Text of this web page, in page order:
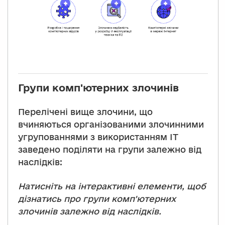
Групи комп'ютерних злочинів
Перелічені вище злочини, що
вчиняються організованими злочинними
угрупованнями з використанням ІТ
заведено поділяти на групи залежно від
наслідків:
Натисніть на інтерактивні елементи, щоб
дізнатись про групи комп'ютерних
злочинів залежно від наслідків.